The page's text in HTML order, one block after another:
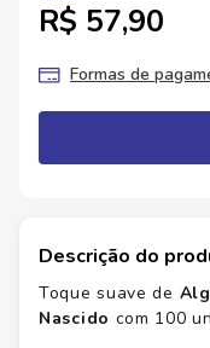
R$ 57,90
Formas de
Descrição do
Toque suave de
Nascido com 100